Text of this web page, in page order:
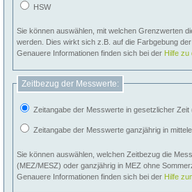
HSW
Sie können auswählen, mit welchen Grenzwerten
werden. Dies wirkt sich z.B. auf die Farbgebung
Genauere Informationen finden sich bei der Hilfe zu
Zeitbezug der Messwerte:
Zeitangabe der Messwerte in gesetzlicher Zeit
Zeitangabe der Messwerte ganzjährig in
Sie können auswählen, welchen Zeitbezug die
(MEZ/MESZ) oder ganzjährig in MEZ ohne
Genauere Informationen finden sich bei der Hilfe